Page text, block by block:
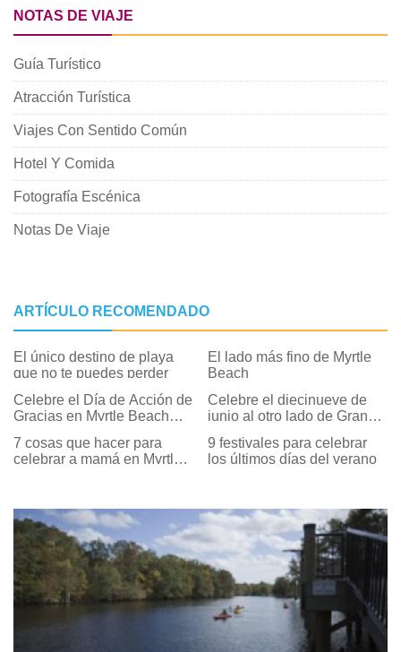
NOTAS DE VIAJE
Guía Turístico
Atracción Turística
Viajes Con Sentido Común
Hotel Y Comida
Fotografía Escénica
Notas De Viaje
ARTÍCULO RECOMENDADO
El único destino de playa
que no te puedes perder
El lado más fino de Myrtle
Beach
Celebre el Día de Acción de
Gracias en Myrtle Beach
comida
Celebre el diecinueve de
junio al otro lado de Grand
7 cosas que hacer para
celebrar a mamá en Myrtle
9 festivales para celebrar
los últimos días del verano